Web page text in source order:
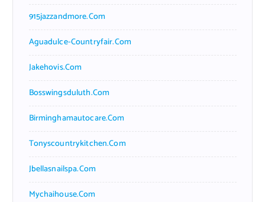
915jazzandmore.com
Aguadulce-Countryfair.com
Jakehovis.com
Bosswingsduluth.com
Birminghamautocare.com
Tonyscountrykitchen.com
Jbellasnailspa.com
Mychaihouse.com